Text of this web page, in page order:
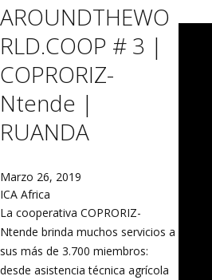
AROUNDTHEWO
RLD.COOP # 3 |
COPRORIZ-
Ntende |
RUANDA
Marzo 26, 2019
ICA Africa
La cooperativa COPRORIZ-
Ntende brinda muchos servicios a
sus más de 3.700 miembros:
desde asistencia técnica agrícola